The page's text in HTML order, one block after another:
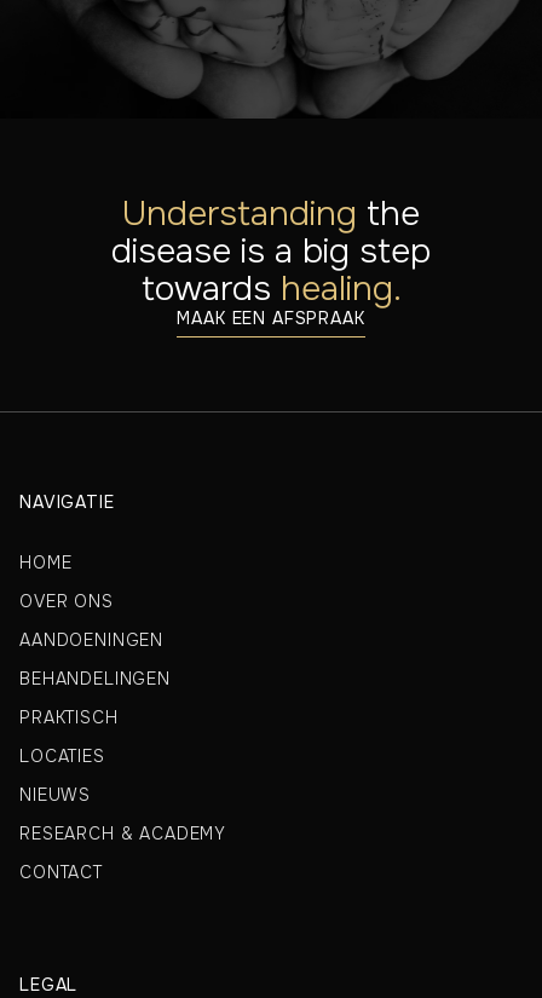
NEEM CONTACT OP VOOR SAMENWERKINGEN
Understanding the
disease is a big step
towards healing.
MAAK EEN AFSPRAAK
NAVIGATIE
HOME
OVER ONS
AANDOENINGEN
BEHANDELINGEN
PRAKTISCH
LOCATIES
NIEUWS
RESEARCH & ACADEMY
CONTACT
LEGAL